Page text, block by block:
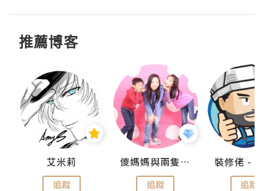
推薦博客
艾米莉
追蹤
儍媽媽與兩隻小魔怪之家
追蹤 追蹤